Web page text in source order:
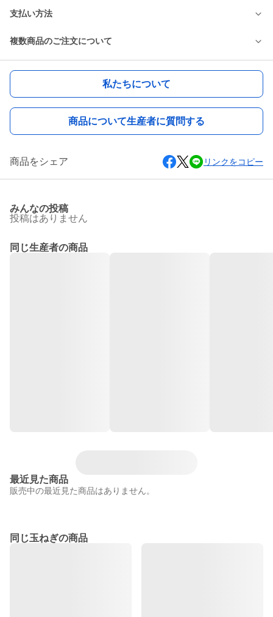
支払い方法
複数商品のご注文について
私たちについて
商品について生産者に質問する
商品をシェア リンクをコピー
みんなの投稿
投稿はありません
同じ生産者の商品
最近見た商品
販売中の最近見た商品はありません。
同じ玉ねぎの商品